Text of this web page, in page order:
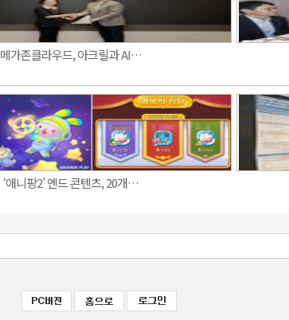
메가존클라우드, 아크릴과 AI…
‘애니팡2’ 엔드 콘텐츠, 20개…